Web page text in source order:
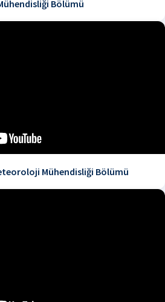
Bölümü
Mühendisliği Bölümü